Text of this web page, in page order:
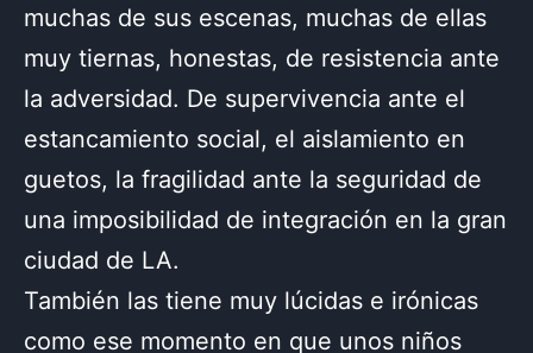
muchas de sus escenas, muchas de ellas
muy tiernas, honestas, de resistencia ante
la adversidad. De supervivencia ante el
estancamiento social, el aislamiento en
guetos, la fragilidad ante la seguridad de
una imposibilidad de integración en la gran
ciudad de LA.
También las tiene muy lúcidas e irónicas
como ese momento en que unos niños